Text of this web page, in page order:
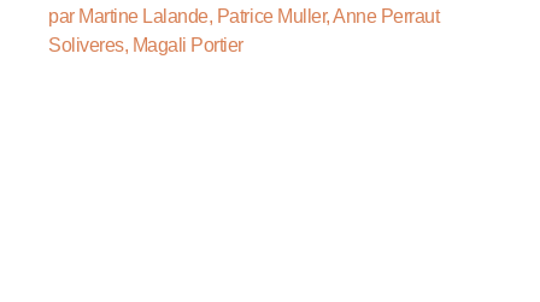
par Martine Lalande, Patrice Muller, Anne Perraut
Soliveres, Magali Portier